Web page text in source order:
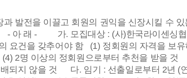
발전을 이끌고 회원의 권익을 신장시킬 수 있
다. - 아 래 - 가. 모집대상 : (사)한국라이센
갖추어야 함 (1) 정회원의 자격을 보유하
(4) 2명 이상의 정회원으로부터 추천을 받을
배되지 않을 것 다. 임기 : 선출일로부터 2